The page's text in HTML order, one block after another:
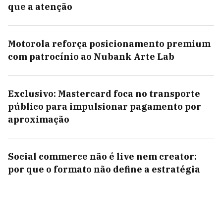
que a atenção
Motorola reforça posicionamento premium
com patrocínio ao Nubank Arte Lab
Exclusivo: Mastercard foca no transporte
público para impulsionar pagamento por
aproximação
Social commerce não é live nem creator:
por que o formato não define a estratégia